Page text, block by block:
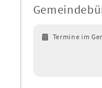
Termine im